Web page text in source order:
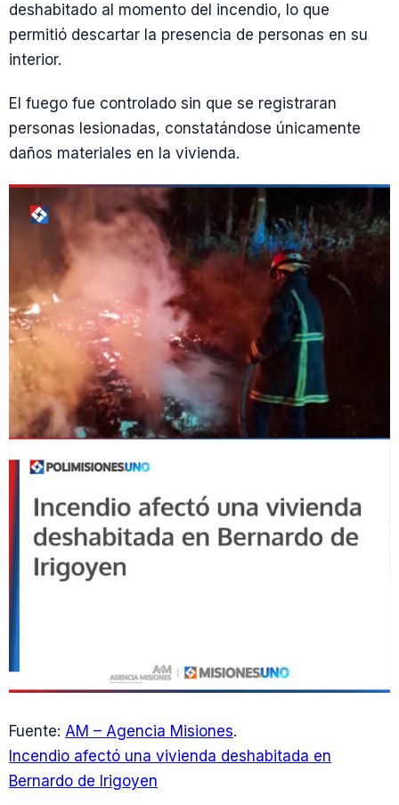
deshabitado al momento del incendio, lo que
permitió descartar la presencia de personas en su
interior.
El fuego fue controlado sin que se registraran
personas lesionadas, constatándose únicamente
daños materiales en la vivienda.
Fuente: AM – Agencia Misiones.
Incendio afectó una vivienda deshabitada en
Bernardo de Irigoyen